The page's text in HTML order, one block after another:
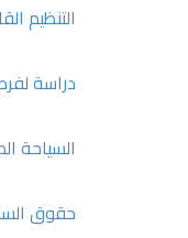
التنظيم
دراسة
السياحة
حقوق